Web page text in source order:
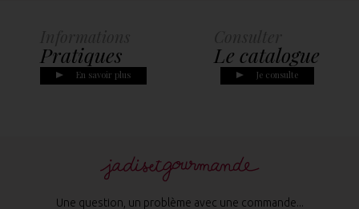
Pratiques
En savoir plus
Le catalogue
Je consulte
Une question, un problème avec une commande...